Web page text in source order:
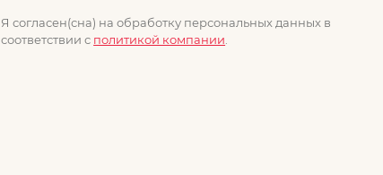
Я согласен(сна) на обработку персональных данных в
соответствии с политикой компании.